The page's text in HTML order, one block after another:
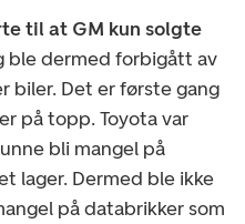
til at GM kun solgte
ble dermed forbigått av
biler. Det er første gang
på topp. Toyota var
bli mangel på
lager. Dermed ble ikke
på databrikker som